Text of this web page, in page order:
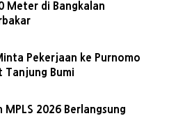
Meter di Bangkalan
Pekerjaan ke Purnomo
Tanjung Bumi
MPLS 2026 Berlangsung